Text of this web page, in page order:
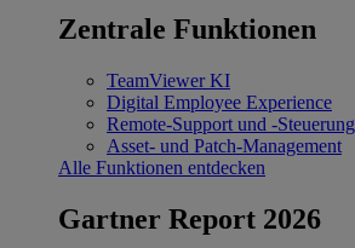
Zentrale Funktionen
TeamViewer KI
Digital Employee Experience
Remote-Support und -Steuerung
Asset- und Patch-Management
Alle Funktionen entdecken
Gartner Report 2026